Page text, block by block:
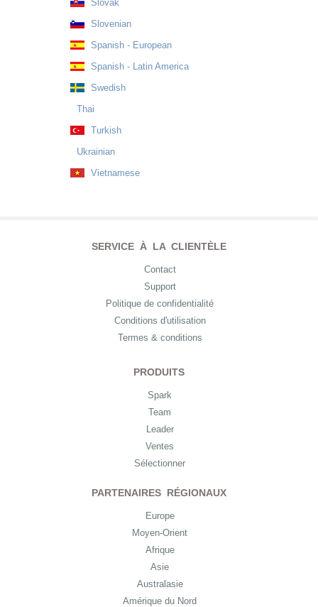
Slovak
Slovenian
Spanish - European
Spanish - Latin America
Swedish
Thai
Turkish
Ukrainian
Vietnamese
SERVICE À LA CLIENTÈLE
Contact
Support
Politique de confidentialité
Conditions d'utilisation
Termes & conditions
PRODUITS
Spark
Team
Leader
Ventes
Sélectionner
PARTENAIRES RÉGIONAUX
Europe
Moyen-Orient
Afrique
Asie
Australasie
Amérique du Nord